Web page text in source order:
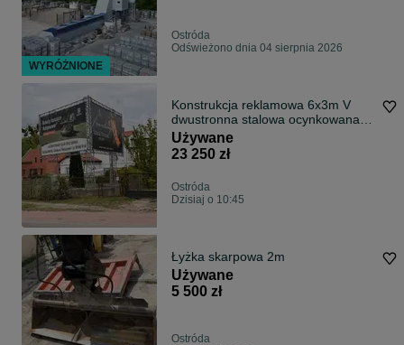
Ostróda
Odświeżono dnia 04 sierpnia 2026
Konstrukcja reklamowa 6x3m V
dwustronna stalowa ocynkowana
billboard faktura VAT
Używane
23 250 zł
Ostróda
Dzisiaj o 10:45
Łyżka skarpowa 2m
Używane
5 500 zł
Ostróda
WYRÓŻNIONE